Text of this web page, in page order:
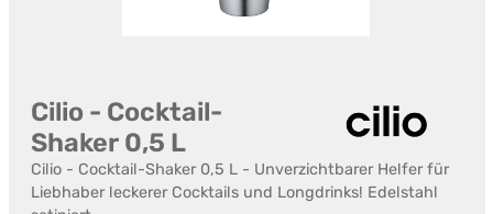
Cilio - Cocktail-
Shaker 0,5 L
Cilio - Cocktail-Shaker 0,5 L - Unverzichtbarer Helfer für
Liebhaber leckerer Cocktails und Longdrinks! Edelstahl